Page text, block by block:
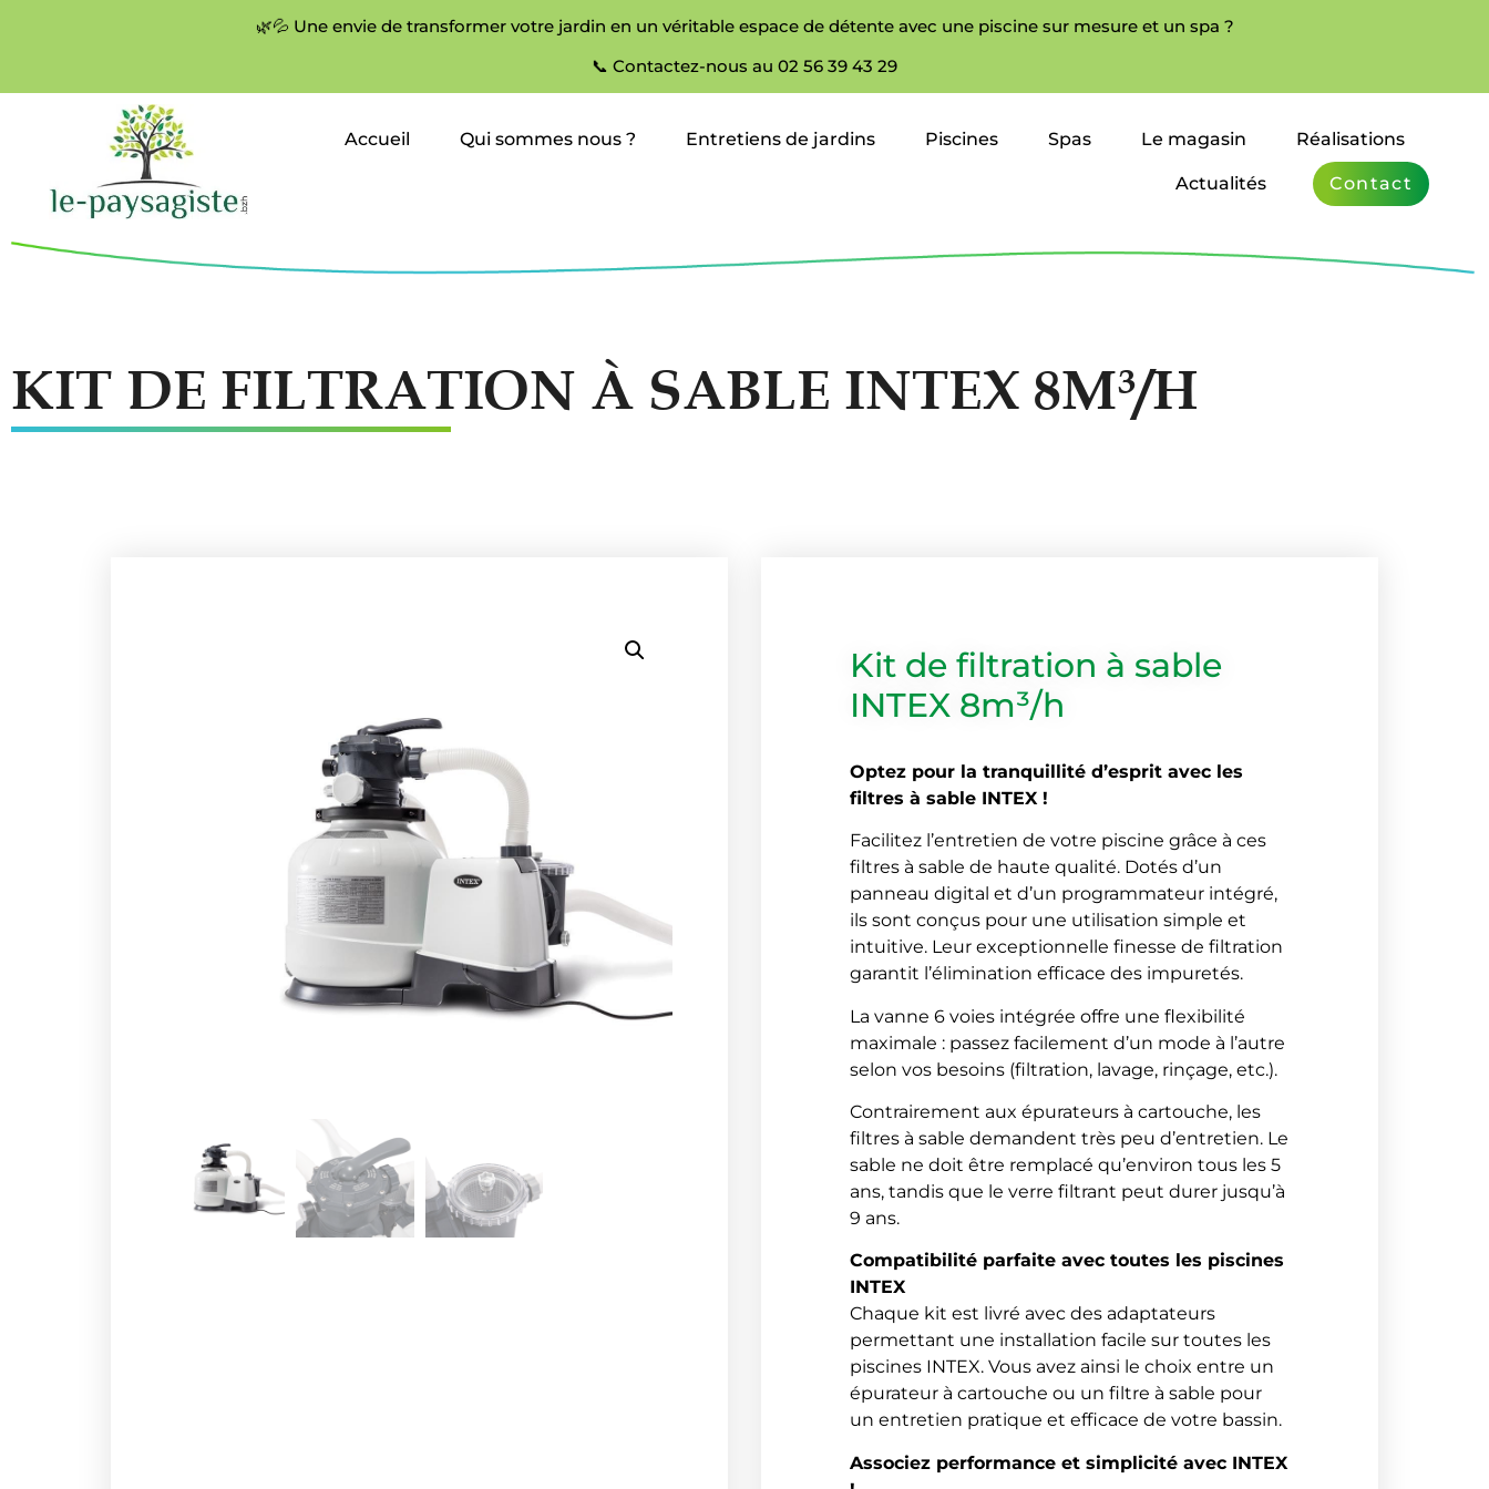
🌿💦 Une envie de transformer votre jardin en un véritable espace de détente avec une piscine sur mesure et un spa ?
📞 Contactez-nous au 02 56 39 43 29
Accueil Qui sommes nous ? Entretiens de jardins Piscines Spas Le magasin Réalisations
Actualités Contact
KIT DE FILTRATION À SABLE INTEX 8M³/H
Kit de filtration à sable
INTEX 8m³/h
Optez pour la tranquillité d’esprit avec les
filtres à sable INTEX !
Facilitez l’entretien de votre piscine grâce à ces
filtres à sable de haute qualité. Dotés d’un
panneau digital et d’un programmateur intégré,
ils sont conçus pour une utilisation simple et
intuitive. Leur exceptionnelle finesse de filtration
garantit l’élimination efficace des impuretés.
La vanne 6 voies intégrée offre une flexibilité
maximale : passez facilement d’un mode à l’autre
selon vos besoins (filtration, lavage, rinçage, etc.).
Contrairement aux épurateurs à cartouche, les
filtres à sable demandent très peu d’entretien. Le
sable ne doit être remplacé qu’environ tous les 5
ans, tandis que le verre filtrant peut durer jusqu’à
9 ans.
Compatibilité parfaite avec toutes les piscines
INTEX
Chaque kit est livré avec des adaptateurs
permettant une installation facile sur toutes les
piscines INTEX. Vous avez ainsi le choix entre un
épurateur à cartouche ou un filtre à sable pour
un entretien pratique et efficace de votre bassin.
Associez performance et simplicité avec INTEX